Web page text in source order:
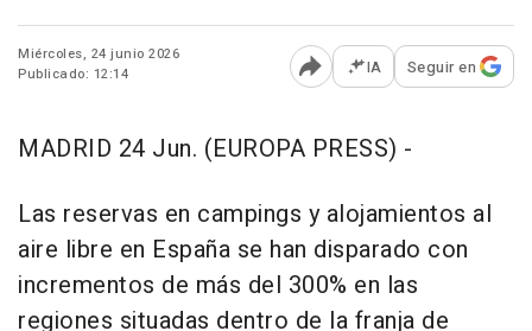
Miércoles, 24 junio 2026
Publicado: 12:14
Abrir opciones para
IA Seguir en
MADRID 24 Jun. (EUROPA PRESS) -
Las reservas en campings y alojamientos al
aire libre en España se han disparado con
incrementos de más del 300% en las
regiones situadas dentro de la franja de